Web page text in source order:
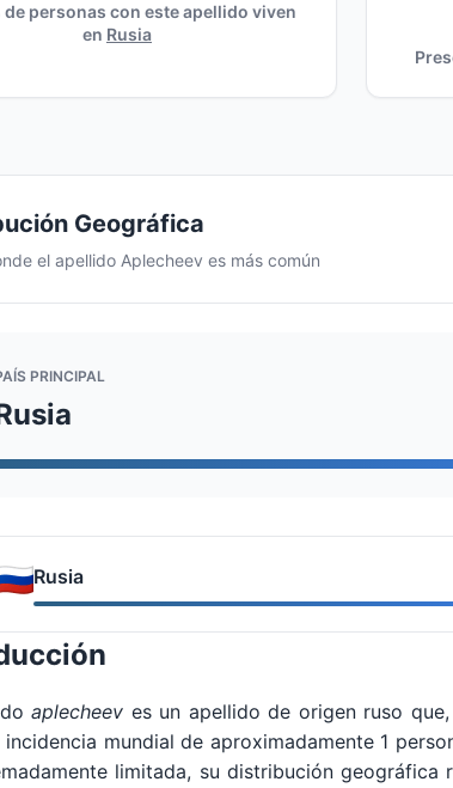
de personas con este apellido viven
en Rusia
Geográfica
el apellido Aplecheev es más común
PRINCIPAL
Rusia
aplecheev es un apellido de origen ruso
mundial de aproximadamente 1
limitada, su distribución